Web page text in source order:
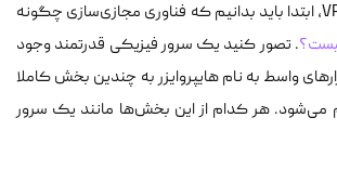
برای درک درست از VPS، ابتدا باید بدانیم که فناوری مجازی‌سازی چگونه
. تصور کنید یک سرور فیزیکی قدرتمند وجود
واسط به نام هایپروایزر به چندین بخش کاملا
می‌شود. هر کدام از این بخش‌ها مانند یک سرور